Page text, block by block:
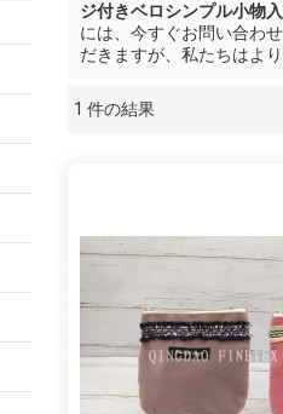
ジ付きベロシンプル小物
には、今すぐお問い合わ
だきますが、私たちはよ
1 件の結果